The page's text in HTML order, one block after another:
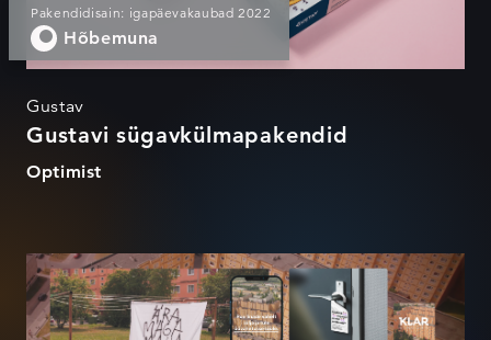
Pakendidisain: igapäevakaubad 2022
Hõbemuna
Gustav
Gustavi sügavkülmapakendid
Optimist
Ära maga maha